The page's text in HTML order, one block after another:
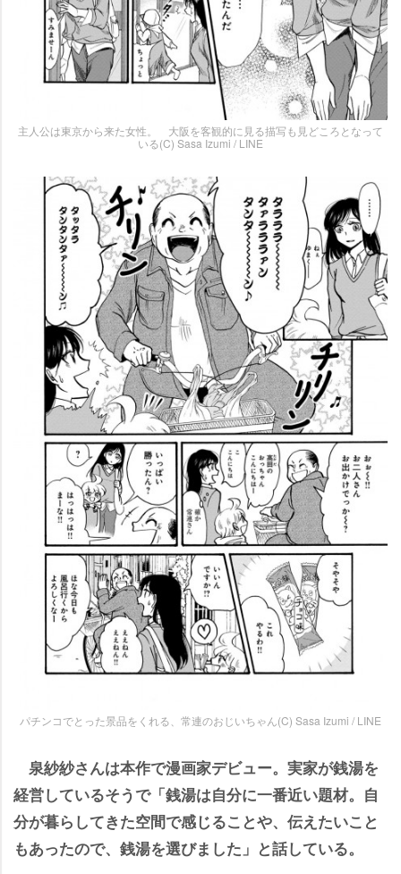
主人公は東京から来た女性。 大阪を客観的に見る描写も見どころとなって
いる(C) Sasa Izumi / LINE
パチンコでとった景品をくれる、常連のおじいちゃん(C) Sasa Izumi / LINE
泉紗紗さんは本作で漫画家デビュー。実家が銭湯を
経営しているそうで「銭湯は自分に一番近い題材。自
分が暮らしてきた空間で感じることや、伝えたいこと
もあったので、銭湯を選びました」と話している。